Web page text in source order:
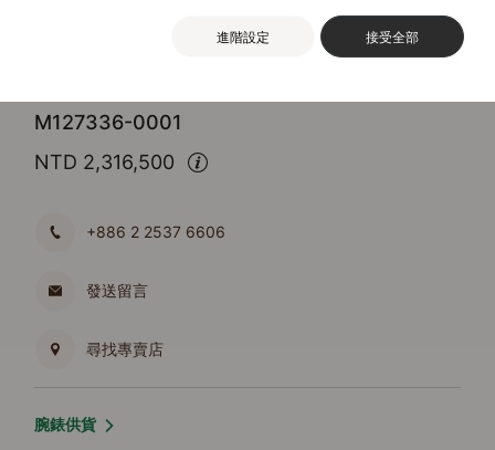
Land-Dweller 40
M127336-0001
NTD 2,316,500
+886 2 2537 6606
發送留言
尋找專賣店
腕錶供貨
進階設定 接受全部